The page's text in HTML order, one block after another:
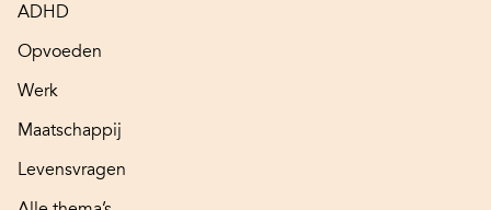
ADHD
Opvoeden
Werk
Maatschappij
Levensvragen